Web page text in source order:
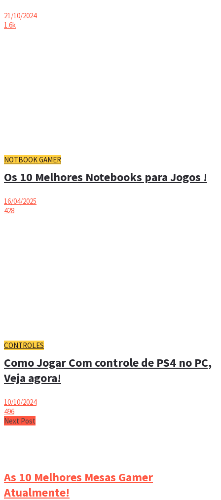
21/10/2024
1.6k
NOTBOOK GAMER
Os 10 Melhores Notebooks para Jogos !
16/04/2025
428
CONTROLES
Como Jogar Com controle de PS4 no PC,
Veja agora!
10/10/2024
496
Next Post
As 10 Melhores Mesas Gamer
Atualmente!